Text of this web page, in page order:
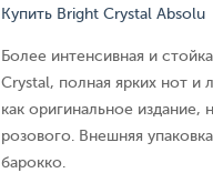
Купить Bright Crystal Absolu
Более интенсивная и
Crystal, полная ярких нот и
как оригинальное
розового. Внешняя
барокко.